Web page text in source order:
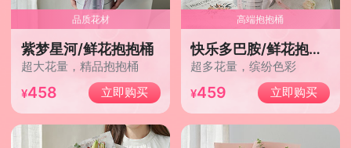
品质花材
紫梦星河/鲜花抱抱桶
超大花量，精品抱抱桶
458 立即购买
高端抱抱桶
快乐多巴胺/鲜花抱抱桶
超多花量，缤纷色彩
459 立即购买